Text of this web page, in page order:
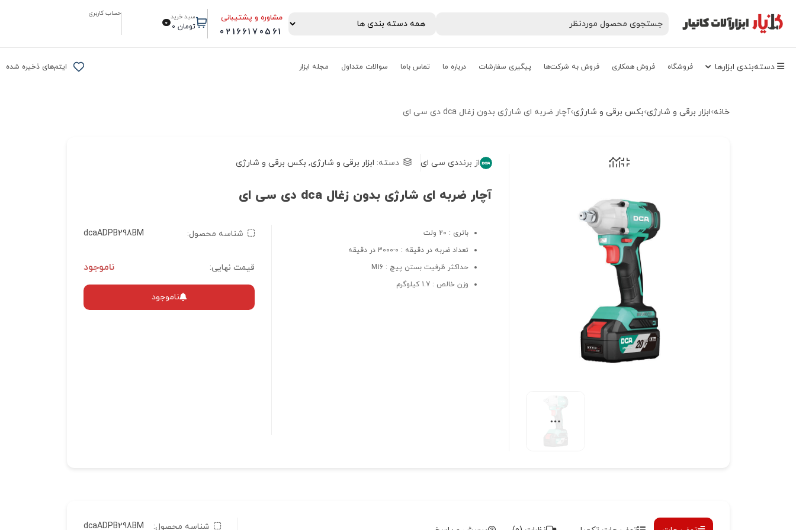
سبد خرید
0تومان 0 مشاوره و پشتیبانی
02166170561
حساب کاربری
دسته‌‌بندی‌ ابزارها فروشگاه فروش همکاری فروش به شرکت‌ها پیگیری سفارشات درباره ما تماس باما سوالات متداول مجله ابزار ایتم‌های ذخیره شده
خانه ابزار برقی و شارژی بکس برقی و شارژی آچار ضربه ای شارژی بدون زغال dca دی سی ای
از برنددی سی ای دسته: ابزار برقی و شارژی, بکس برقی و شارژی
آچار ضربه ای شارژی بدون زغال dca دی سی ای
باتری : 20 ولت
تعداد ضربه در دقیقه : 0-3000 در دقیقه
حداکثر ظرفیت بستن پیچ : M16
وزن خالص : 1.7 کیلوگرم
شناسه محصول: dcaADPB298BM
قیمت نهایی: ناموجود
ناموجود
شناسه محصول: dcaADPB298BM